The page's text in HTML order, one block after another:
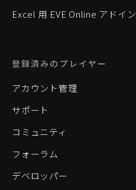
Excel 用 EVE Online アドイン
登録済みのプレイヤー
アカウント管理
サポート
コミュニティ
フォーラム
デベロッパー